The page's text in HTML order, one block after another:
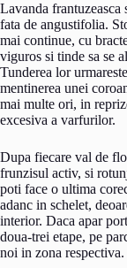
Lavanda
fata de angustifolia.
mai continue, cu
viguros si tinde sa se
Tunderea lor
mentinerea unei
mai multe ori, in
excesiva a varfurilor.
Dupa fiecare val de
frunzisul activ, si
poti face o ultima
adanc in schelet,
interior. Daca apar
doua-trei etape, pe
noi in zona respectiva.